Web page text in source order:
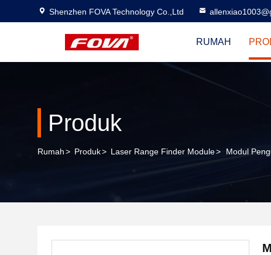
Shenzhen FOVA Technology Co.,Ltd
RUMAH
Produk
Rumah> Produk> Laser Range Finder Module> Modul